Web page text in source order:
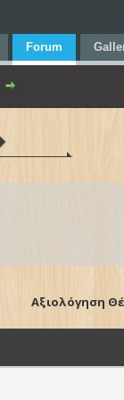
Forum
Αξιολόγηση